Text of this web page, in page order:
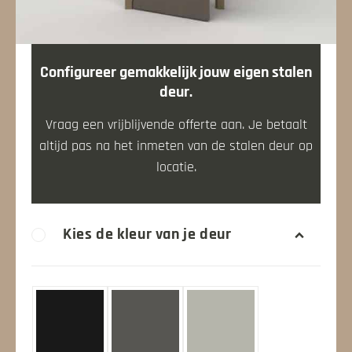
Over Klick
Contact opnemen
Configureer gemakkelijk jouw eigen stalen
deur.
Vraag een vrijblijvende offerte aan. Je betaalt
altijd pas na het inmeten van de stalen deur op
locatie.
Kies de kleur van je deur